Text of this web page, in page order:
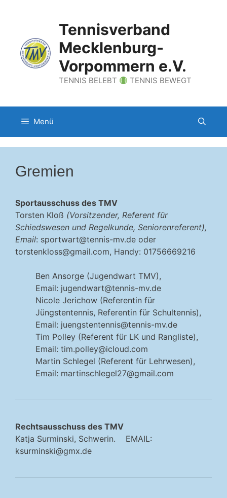
Tennisverband
Mecklenburg-
Vorpommern e.V.
TENNIS BELEBT TENNIS BEWEGT
Menü
Gremien
Sportausschuss des TMV
Torsten Kloß (Vorsitzender, Referent für
Schiedswesen und Regelkunde, Seniorenreferent),
Email: sportwart@tennis-mv.de oder
torstenkloss@gmail.com, Handy: 01756669216
Ben Ansorge (Jugendwart TMV),
Email: jugendwart@tennis-mv.de
Nicole Jerichow (Referentin für
Jüngstentennis, Referentin für Schultennis),
Email: juengstentennis@tennis-mv.de
Tim Polley (Referent für LK und Rangliste),
Email: tim.polley@icloud.com
Martin Schlegel (Referent für Lehrwesen),
Email: martinschlegel27@gmail.com
Rechtsausschuss des TMV
Katja Surminski, Schwerin. EMAIL:
ksurminski@gmx.de